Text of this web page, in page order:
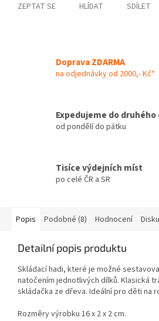
ZEPTAT SE HLÍDAT SDÍLET
Doprava ZDARMA
na odjednávky od 2000,- Kč*
Expedujeme do druhého
od pondělí do pátku
Tisíce výdejních míst
po celé ČR a SR
Popis Podobné (8) Hodnocení
Detailní popis produktu
Skládací hadi, které je možné
natočením jednotlivých dílků. Klasická
skládačka ze dřeva. Ideální pro děti na
Rozměry výrobku 16 x 2 x 2 cm.